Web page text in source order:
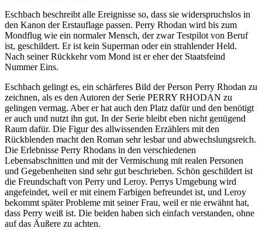
Eschbach beschreibt alle Ereignisse so, dass sie widerspruchslos in
den Kanon der Erstauflage passen. Perry Rhodan wird bis zum
Mondflug wie ein normaler Mensch, der zwar Testpilot von Beruf
ist, geschildert. Er ist kein Superman oder ein strahlender Held.
Nach seiner Rückkehr vom Mond ist er eher der Staatsfeind
Nummer Eins.
Eschbach gelingt es, ein schärferes Bild der Person Perry Rhodan zu
zeichnen, als es den Autoren der Serie PERRY RHODAN zu
gelingen vermag. Aber er hat auch den Platz dafür und den benötigt
er auch und nutzt ihn gut. In der Serie bleibt eben nicht genügend
Raum dafür. Die Figur des allwissenden Erzählers mit den
Rückblenden macht den Roman sehr lesbar und abwechslungsreich.
Die Erlebnisse Perry Rhodans in den verschiedenen
Lebensabschnitten und mit der Vermischung mit realen Personen
und Gegebenheiten sind sehr gut beschrieben. Schön geschildert ist
die Freundschaft von Perry und Leroy. Perrys Umgebung wird
angefeindet, weil er mit einem Farbigen befreundet ist, und Leroy
bekommt später Probleme mit seiner Frau, weil er nie erwähnt hat,
dass Perry weiß ist. Die beiden haben sich einfach verstanden, ohne
auf das Äußere zu achten.